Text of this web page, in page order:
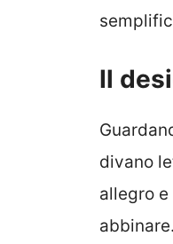
Il
divano
allegro